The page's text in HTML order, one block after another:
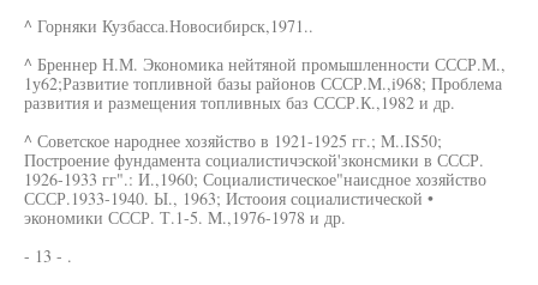
^ Горняки Кузбасса.Новосибирск,1971..
^ Бреннер Н.М. Экономика нейтяной промышленности СССР.М.,
1у62;Развитие топливной базы районов СССР.M.,i968; Проблема
развития и размещения топливных баз СССР.К.,1982 и др.
^ Советское народнее хозяйство в 1921-1925 гг.; M..IS50;
Построение фундамента социалистичэской'зконсмики в СССР.
1926-1933 гг".: И.,1960; Социалистическое"наисдное хозяйство
СССР.1933-1940. Ы., 1963; Истооия социалистической •
экономики СССР. Т.1-5. M.,1976-1978 и др.
- 13 - .